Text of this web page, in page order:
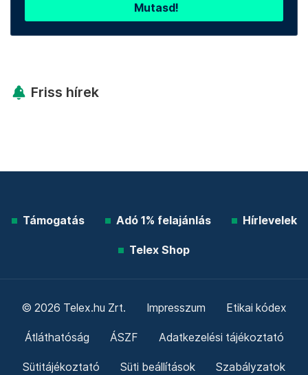
Mutasd!
Friss hírek
Támogatás Adó 1% felajánlás Hírlevelek
Telex Shop
© 2026 Telex.hu Zrt. Impresszum Etikai kódex
Átláthatóság ÁSZF Adatkezelési tájékoztató
Sütitájékoztató Süti beállítások Szabályzatok